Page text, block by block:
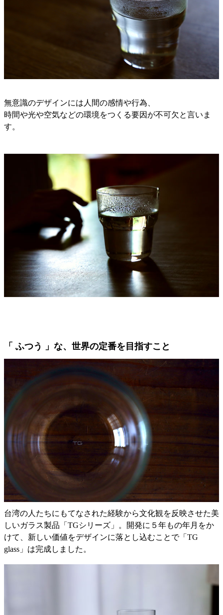
無意識のデザインには人間の感情や行為、
時間や光や空気などの環境をつくる要因が不可欠と言いま
す。
「 ふつう 」な、世界の定番を目指すこと
台湾の人たちにもてなされた経験から文化観を反映させた美
しいガラス製品「TGシリーズ」。開発に５年もの年月をか
けて、新しい価値をデザインに落とし込むことで「TG
glass」は完成しました。